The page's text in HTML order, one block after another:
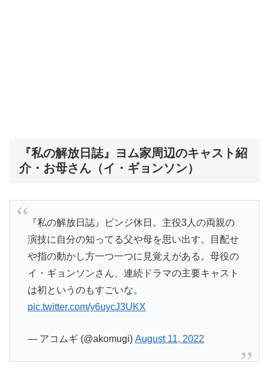
『私の解放日誌』ヨム家周辺のキャスト紹
介・お母さん（イ・ギョンソン）
『私の解放日誌』ビンジ休日。主役3人の両親の
演技に自分の知ってる父や母を思い出す。目配せ
や指の動かし方一つ一つに見覚えがある。母役の
イ・ギョンソンさん、連続ドラマの主要キャスト
は初というのもすごいな。
pic.twitter.com/y6uycJ3UKX
— アコムギ (@akomugi) August 11, 2022